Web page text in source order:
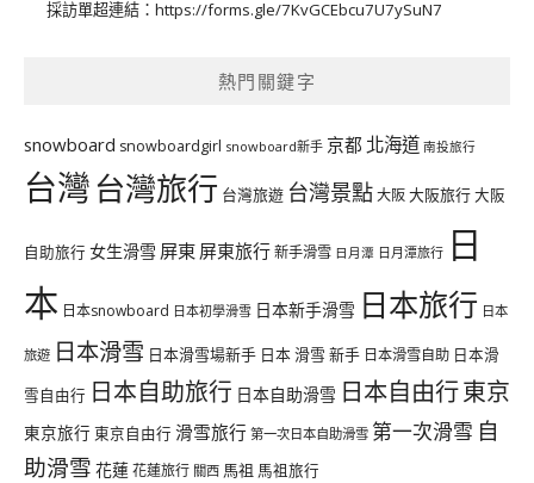
採訪單超連結： https://forms.gle/7KvGCEbcu7U7ySuN7
熱門關鍵字
snowboard snowboardgirl snowboard新手 京都 北海道 南投旅行
台灣台灣旅行 台灣旅遊 台灣景點大阪大阪旅行大阪
自助旅行 女生滑雪 屏東 屏東旅行新手滑雪 日月潭 日月潭旅行 日
本 日本snowboard 日本初學滑雪 日本新手滑雪 日本旅行 日本
旅遊 日本滑雪 日本滑雪場新手 日本 滑雪 新手 日本滑雪自助 日本滑
雪自由行 日本自助旅行 日本自助滑雪 日本自由行東京
東京旅行 東京自由行 滑雪旅行 第一次日本自助滑雪 第一次滑雪 自
助滑雪 花蓮花蓮旅行 關西 馬祖 馬祖旅行